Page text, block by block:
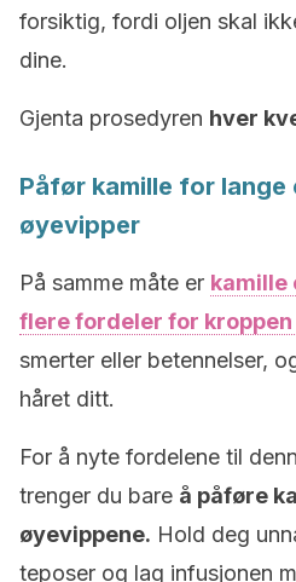
forsiktig, fordi oljen skal
dine.
Gjenta prosedyren hver
Påfør kamille for
øyevipper
På samme måte er kamille
flere fordeler for kroppen
smerter eller betennelser,
håret ditt.
For å nyte fordelene til
trenger du bare å påføre
øyevippene. Hold deg
teposer og lag infusjonen